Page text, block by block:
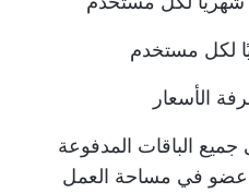
الأسعار
الباقات المدفوعة
لكل عضو في مساحة العمل